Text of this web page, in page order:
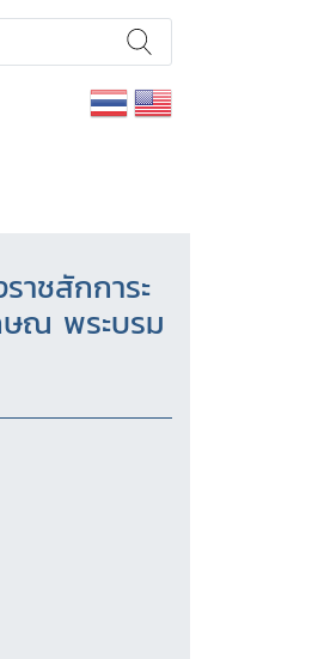
าชสักการะ
ษณ พระบรม